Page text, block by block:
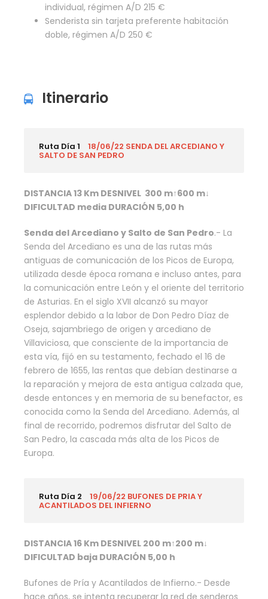
individual, régimen A/D 215 €
Senderista sin tarjeta preferente habitación
doble, régimen A/D 250 €
Itinerario
Ruta Día 1 18/06/22 SENDA DEL ARCEDIANO Y
SALTO DE SAN PEDRO
DISTANCIA 13 Km DESNIVEL 300 m↑600 m↓
DIFICULTAD media DURACIÓN 5,00 h
Senda del Arcediano y Salto de San Pedro.- La
Senda del Arcediano es una de las rutas más
antiguas de comunicación de los Picos de Europa,
utilizada desde época romana e incluso antes, para
la comunicación entre León y el oriente del territorio
de Asturias. En el siglo XVII alcanzó su mayor
esplendor debido a la labor de Don Pedro Díaz de
Oseja, sajambriego de origen y arcediano de
Villaviciosa, que consciente de la importancia de
esta vía, fijó en su testamento, fechado el 16 de
febrero de 1655, las rentas que debían destinarse a
la reparación y mejora de esta antigua calzada que,
desde entonces y en memoria de su benefactor, es
conocida como la Senda del Arcediano. Además, al
final de recorrido, podremos disfrutar del Salto de
San Pedro, la cascada más alta de los Picos de
Europa.
Ruta Día 2 19/06/22 BUFONES DE PRIA Y
ACANTILADOS DEL INFIERNO
DISTANCIA 16 Km DESNIVEL 200 m↑200 m↓
DIFICULTAD baja DURACIÓN 5,00 h
Bufones de Pría y Acantilados de Infierno.- Desde
hace años, se intenta recuperar la red de senderos